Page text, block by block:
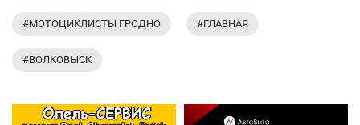
#МОТОЦИКЛИСТЫ ГРОДНО #ГЛАВНАЯ
#ВОЛКОВЫСК